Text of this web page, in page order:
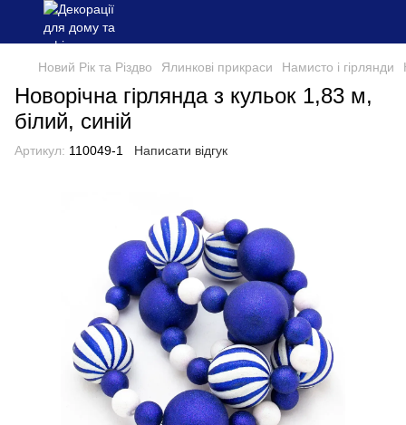
Новий Рік та Різдво Ялинкові прикраси Намисто і гірлянди
Новорічна гірлянда з кульок 1,83 м,
білий, синій
Артикул: 110049-1 Написати відгук